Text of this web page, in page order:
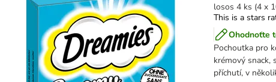
losos 4 ks (4 x
This is a stars
Ohodnoťte
Pochoutka pro
krémový snack,
příchutí, v